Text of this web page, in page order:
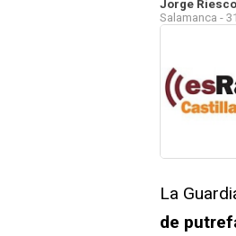
Jorge Riesco
Salamanca -
La
de